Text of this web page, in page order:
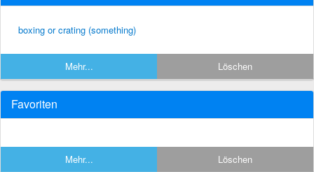
boxing or crating (something)
Mehr... Löschen
Favoriten
Mehr... Löschen